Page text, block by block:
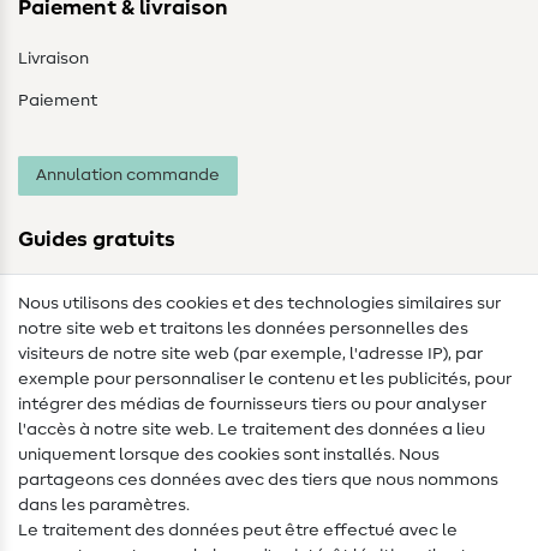
Paiement & livraison
Livraison
Paiement
Annulation commande
Guides gratuits
Lexique de couture
Tutos de couture
Aide & contact
Contact
Changement de propriétaire
Nous utilisons des cookies et des technologies similaires sur
notre site web et traitons les données personnelles des
visiteurs de notre site web (par exemple, l'adresse IP), par
exemple pour personnaliser le contenu et les publicités, pour
intégrer des médias de fournisseurs tiers ou pour analyser
l'accès à notre site web. Le traitement des données a lieu
uniquement lorsque des cookies sont installés. Nous
partageons ces données avec des tiers que nous nommons
dans les paramètres.
Le traitement des données peut être effectué avec le